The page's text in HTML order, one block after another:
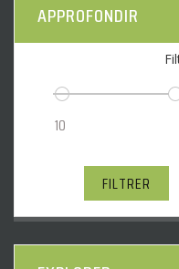
APPROFONDIR
FILTRER